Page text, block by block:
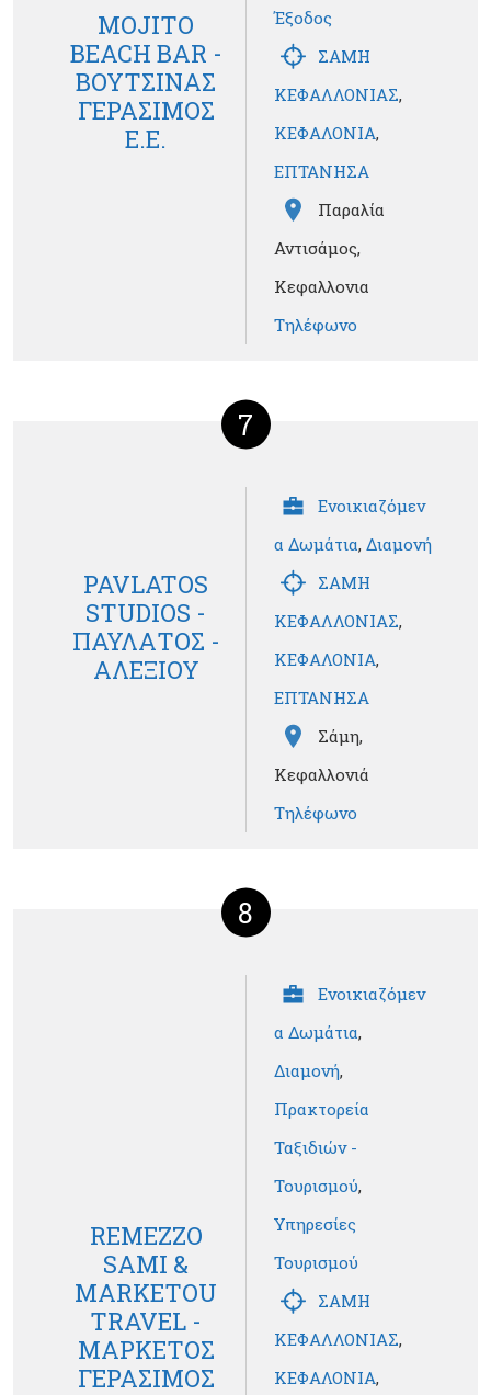
MOJITO
BEACH BAR -
ΒΟΥΤΣΙΝΑΣ
ΓΕΡΑΣΙΜΟΣ
Ε.Ε.
Έξοδος
ΣΑΜΗ
ΚΕΦΑΛΛΟΝΙΑΣ,
ΚΕΦΑΛΟΝΙΑ,
ΕΠΤΑΝΗΣΑ
Παραλία
Αντισάμος,
Κεφαλλονια
Τηλέφωνο
7
PAVLATOS
STUDIOS -
ΠΑΥΛΑΤΟΣ -
ΑΛΕΞΙΟΥ
Ενοικιαζόμεν
α Δωμάτια, Διαμονή
ΣΑΜΗ
ΚΕΦΑΛΛΟΝΙΑΣ,
ΚΕΦΑΛΟΝΙΑ,
ΕΠΤΑΝΗΣΑ
Σάμη,
Κεφαλλονιά
Τηλέφωνο
8
REMEZZO
SAMI &
MARKETOU
TRAVEL -
ΜΑΡΚΕΤΟΣ
ΓΕΡΑΣΙΜΟΣ
Ενοικιαζόμεν
α Δωμάτια,
Διαμονή,
Πρακτορεία
Ταξιδιών -
Τουρισμού,
Υπηρεσίες
Τουρισμού
ΣΑΜΗ
ΚΕΦΑΛΛΟΝΙΑΣ,
ΚΕΦΑΛΟΝΙΑ,